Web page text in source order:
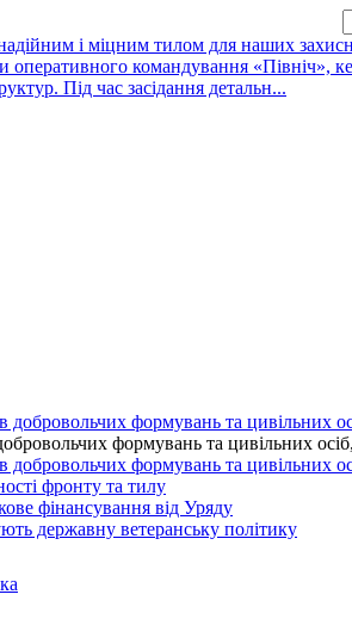
і міцним тилом для наших
оперативного командування «Північ»,
Під час засідання детальн...
формувань та цивільних осіб,